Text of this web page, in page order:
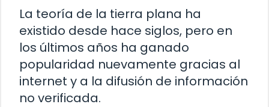
La teoría de la tierra plana ha
existido desde hace siglos, pero en
los últimos años ha ganado
popularidad nuevamente gracias al
internet y a la difusión de información
no verificada.